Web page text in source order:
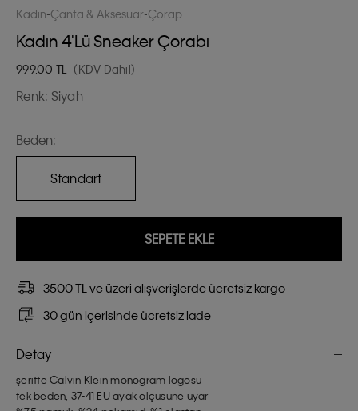
Kadın Çanta & Aksesuar Çorap
Kadın 4'lü Sneaker Çorabı
999,00 TL (KDV Dahil)
Renk: Siyah
Beden:
Standart
SEPETE EKLE
3500 TL ve üzeri alışverişlerde ücretsiz kargo
30 gün içerisinde ücretsiz iade
Detay
şeritte Calvin Klein monogram logosu
tek beden, 37-41 EU ayak ölçüsüne uyar